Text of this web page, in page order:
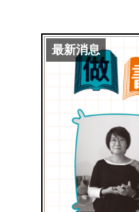
最新消息